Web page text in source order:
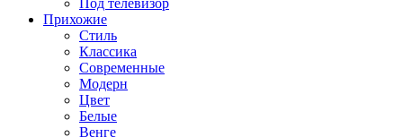
Под телевизор
Прихожие
Стиль
Классика
Современные
Модерн
Цвет
Белые
Венге